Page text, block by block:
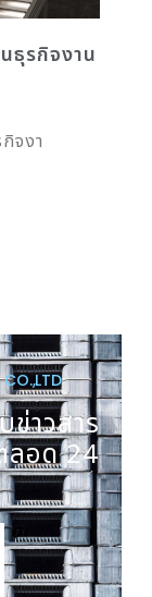
ธุรกิจงาน
จงา
CO.,LTD
ข่าวสาร
ลอด 24